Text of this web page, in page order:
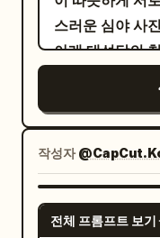
하고 과도한 피
분위기는 웨딩
하고, 데이트 중
하고 달콤하며 생생해
프트 (Negative Prompt)
에 들어오게 하
지 말 것, 제3자
고 있지 말 것,
숟가락이 입을
달 먼지와 청자
호박색 조명을
실주의, 부드러
사되는 우주비
포함하고, 현대
터마크는 넣지
세요. 방은 아늑
오른쪽 하단 전
정확히 2개의
정확히 2개의
의 나무 서랍장
꽃병이 있고, 주
들이 배치되어
있는 눈매, 은은
복숭아색과 호
스러운 심야 사
아래 대성당의
3~4명의 여성
의 이목구비와
있으며, 나머지
의 구도에 맞춰
일부 가려져 있
는 부분에서 사
작성자
전체 프롬프트 보기